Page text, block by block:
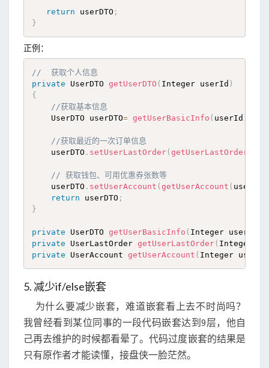
return userDTO ;
}
正例：
//  获取个人信息
private UserDTO getUserDTO ( Integer userId )
{
//获取基本信息
    UserDTO userDTO
= getUserBasicInfo ( userId
//获取最近的一次订单信息
    userDTO
. setUserLastOrder( getUserLastOrder
// 获取钱包、可用优惠券张数等
    userDTO
. setUserAccount ( getUserAccount ( userId
return userDTO ;
}
private UserDTO getUserBasicInfo ( Integer userId
private UserLastOrder getUserLastOrder( Integer
private UserAccount getUserAccount ( Integer userId
5. 减少if/else嵌套
为什么要减少嵌套，难道嵌套看上去不时尚吗？
我曾经看到某位同事的一段代码嵌套达到9层，他自
己再去维护的时候都看晕了。代码过度嵌套的结果是
只有原作者才能读懂，接盘侠一脸茫然。